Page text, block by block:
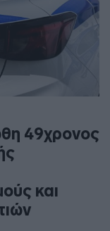
49χρονος
και